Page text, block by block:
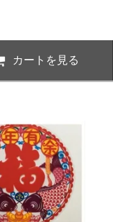
カートを見る